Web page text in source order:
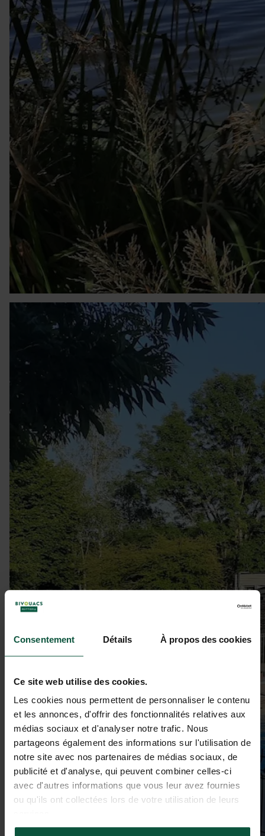
Consentement Détails À propos des cookies
Ce site web utilise des cookies.
Les cookies nous permettent de personnaliser le contenu
et les annonces, d'offrir des fonctionnalités relatives aux
médias sociaux et d'analyser notre trafic. Nous
partageons également des informations sur l'utilisation de
notre site avec nos partenaires de médias sociaux, de
publicité et d'analyse, qui peuvent combiner celles-ci
avec d'autres informations que vous leur avez fournies
ou qu'ils ont collectées lors de votre utilisation de leurs